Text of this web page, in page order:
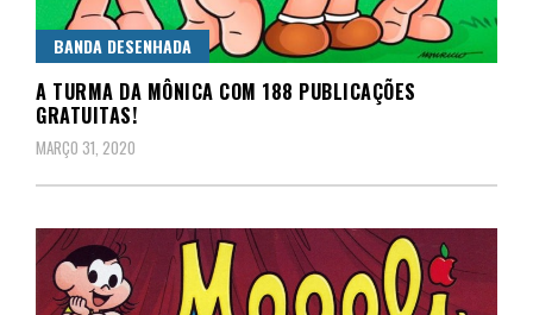
BANDA DESENHADA
A TURMA DA MÔNICA COM 188 PUBLICAÇÕES
GRATUITAS!
MARÇO 31, 2020